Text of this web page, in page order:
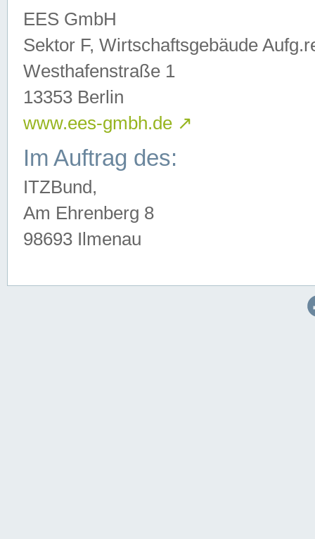
EES GmbH
Sektor F, Wirtschaftsgebäude
Westhafenstraße 1
13353 Berlin
www.ees-gmbh.de ↗
Im Auftrag des:
ITZBund,
Am Ehrenberg 8
98693 Ilmenau